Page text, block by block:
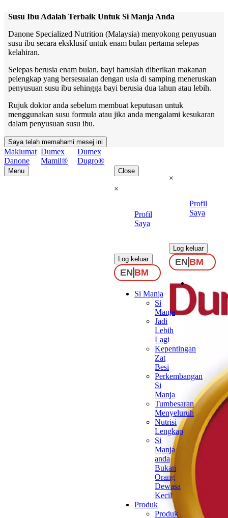
Susu Ibu Adalah Terbaik Untuk Si Manja Anda
Danone Specialized Nutrition (Malaysia) menyokong penyusuan
susu ibu secara eksklusif untuk enam bulan pertama selepas
kelahiran.
Selepas berusia enam bulan, bayi haruslah diberikan makanan
pelengkap yang bersesuaian dengan usia di samping meneruskan
penyusuan susu ibu sehingga bayi berusia dua tahun atau lebih.
Rujuk doktor anda sebelum membuat keputusan untuk
menggunakan susu formula atau jika anda mengalami kesukaran
dalam penyusuan susu ibu.
Saya telah memahami mesej ini
Maklumat
Danone
Dumex
Mamil®
Dumex
Dugro®
Menu Close
×
Profil
Saya
Log keluar
EN BM
Si Manja
Si
Manja
Jadi
Lebih
Lagi
Kepentingan
Zat
Besi
Perkembangan
Si
Manja
Tumbesaran
Menyeluruh
Nutrisi
Lengkap
Si
Manja
anda
Bukan
Orang
Dewasa
Kecil
Produk
Produk
×
Profil
Saya
Log keluar
EN BM